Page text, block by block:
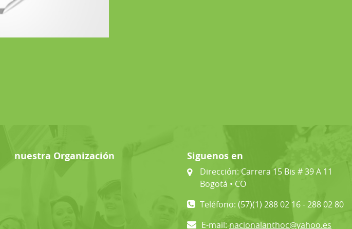
nuestra Organización Siguenos en
Dirección: Carrera 15 Bis # 39 A 11
Bogotá • CO
Teléfono: (57)(1) 288 02 16 - 288 02 80
E-mail: nacionalanthoc@yahoo.es